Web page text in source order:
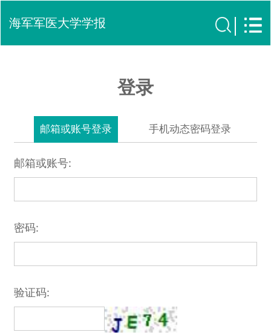
海军军医大学学报
登录
邮箱或账号登录 手机动态密码登录
邮箱或账号:
密码:
验证码: